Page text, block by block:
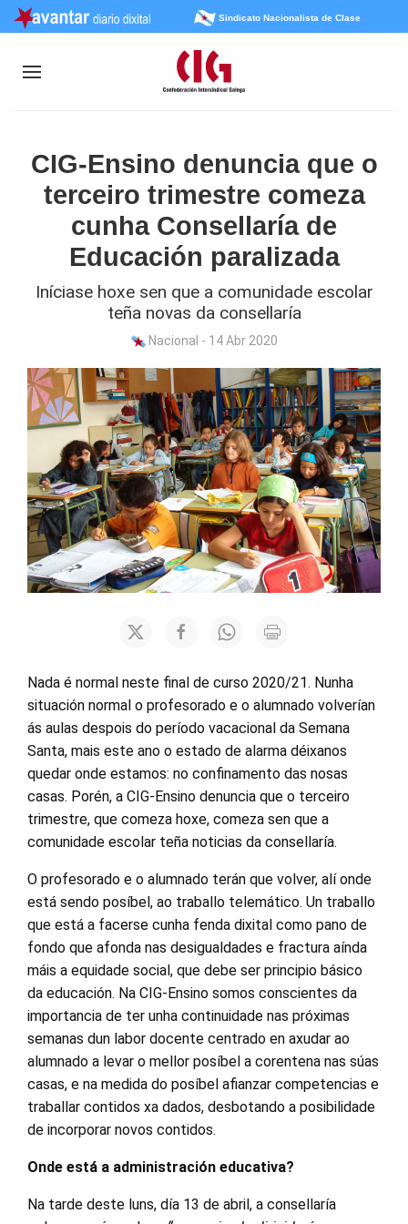
Sindicato Nacionalista de Clase
CIG-Ensino denuncia que o
terceiro trimestre comeza
cunha Consellaría de
Educación paralizada
Iníciase hoxe sen que a comunidade escolar
teña novas da consellaría
Nacional - 14 Abr 2020
Nada é normal neste final de curso 2020/21. Nunha
situación normal o profesorado e o alumnado volverían
ás aulas despois do período vacacional da Semana
Santa, mais este ano o estado de alarma déixanos
quedar onde estamos: no confinamento das nosas
casas. Porén, a CIG-Ensino denuncia que o terceiro
trimestre, que comeza hoxe, comeza sen que a
comunidade escolar teña noticias da consellaría.
O profesorado e o alumnado terán que volver, alí onde
está sendo posíbel, ao traballo telemático. Un traballo
que está a facerse cunha fenda dixital como pano de
fondo que afonda nas desigualdades e fractura aínda
máis a equidade social, que debe ser principio básico
da educación. Na CIG-Ensino somos conscientes da
importancia de ter unha continuidade nas próximas
semanas dun labor docente centrado en axudar ao
alumnado a levar o mellor posíbel a corentena nas súas
casas, e na medida do posíbel afianzar competencias e
traballar contidos xa dados, desbotando a posibilidade
de incorporar novos contidos.
Onde está a administración educativa?
Na tarde deste luns, día 13 de abril, a consellaría